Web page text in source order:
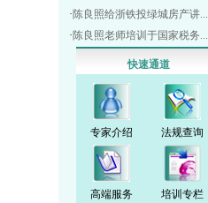
·陈良照给浙铁投绿城房产讲...
·陈良照老师培训于国家税务...
快速通道
专家介绍 法规查询
高端服务 培训专栏